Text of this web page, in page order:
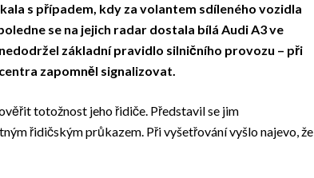
s případem, kdy za volantem sdíleného vozidla
se na jejich radar dostala bílá Audi A3 ve
základní pravidlo silničního provozu – při
zapomněl signalizovat.
totožnost jeho řidiče. Představil se jim
řidičským průkazem. Při vyšetřování vyšlo najevo, že